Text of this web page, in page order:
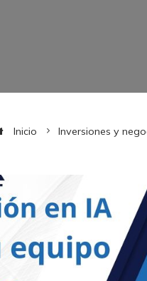
Inicio Inversiones y